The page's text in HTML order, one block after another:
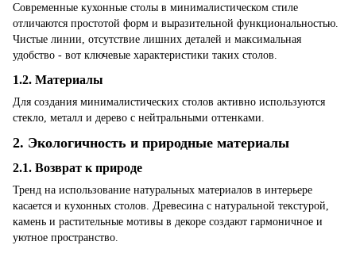
Современные кухонные столы в минималистическом стиле
отличаются простотой форм и выразительной функциональностью.
Чистые линии, отсутствие лишних деталей и максимальная
удобство - вот ключевые характеристики таких столов.
1.2. Материалы
Для создания минималистических столов активно используются
стекло, металл и дерево с нейтральными оттенками.
2. Экологичность и природные материалы
2.1. Возврат к природе
Тренд на использование натуральных материалов в интерьере
касается и кухонных столов. Древесина с натуральной текстурой,
камень и растительные мотивы в декоре создают гармоничное и
уютное пространство.